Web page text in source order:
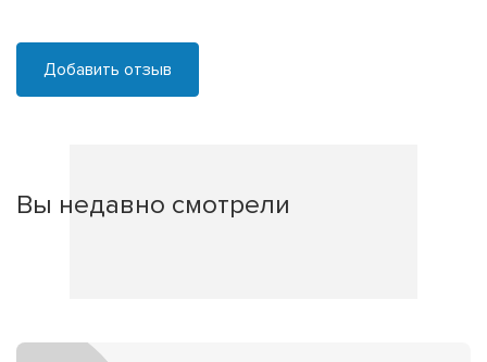
Добавить отзыв
Вы недавно смотрели